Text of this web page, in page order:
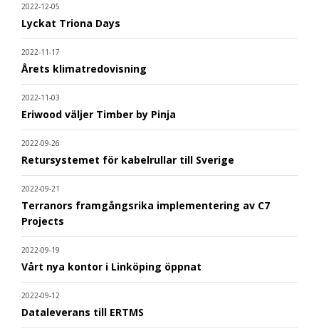
2022-12-05
Lyckat Triona Days
2022-11-17
Årets klimatredovisning
2022-11-03
Eriwood väljer Timber by Pinja
2022-09-26
Retursystemet för kabelrullar till Sverige
2022-09-21
Terranors framgångsrika implementering av C7
Projects
2022-09-19
Vårt nya kontor i Linköping öppnat
2022-09-12
Dataleverans till ERTMS